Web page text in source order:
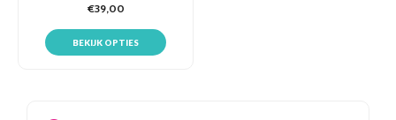
€39,00
BEKIJK OPTIES